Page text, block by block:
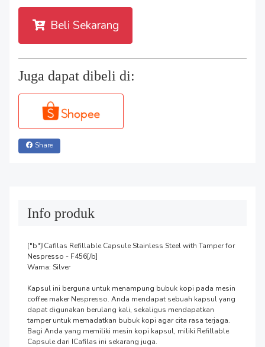
Beli Sekarang
Juga dapat dibeli di:
Share
Info produk
["b"]ICafilas Refillable Capsule Stainless Steel with Tamper for
Nespresso - F456[/b]
Warna: Silver
Kapsul ini berguna untuk menampung bubuk kopi pada mesin
coffee maker Nespresso. Anda mendapat sebuah kapsul yang
dapat digunakan berulang kali, sekaligus mendapatkan
tamper untuk memadatkan bubuk kopi agar cita rasa terjaga.
Bagi Anda yang memiliki mesin kopi kapsul, miliki Refillable
Capsule dari ICafilas ini sekarang juga.